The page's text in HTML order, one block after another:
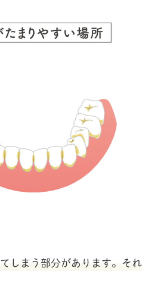
てしまう部分があります。 それ